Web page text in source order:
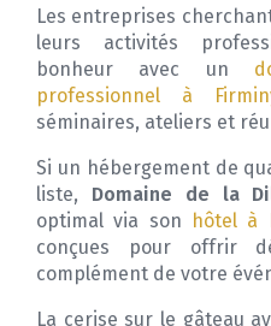
Les entreprises
leurs activités
bonheur avec un
professionnel à
séminaires, ateliers et
Si un hébergement de
liste, Domaine de la
optimal via son hôtel à
conçues pour offrir
complément de votre
La cerise sur le gâteau